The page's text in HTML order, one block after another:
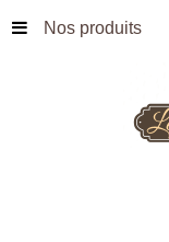
Nos produits